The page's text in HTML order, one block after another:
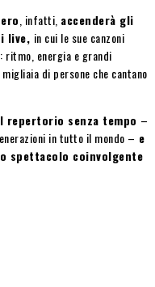
, infatti, accenderà gli
live, in cui le sue canzoni
ritmo, energia e grandi
di persone che cantano
repertorio senza tempo –
in tutto il mondo – e
spettacolo coinvolgente